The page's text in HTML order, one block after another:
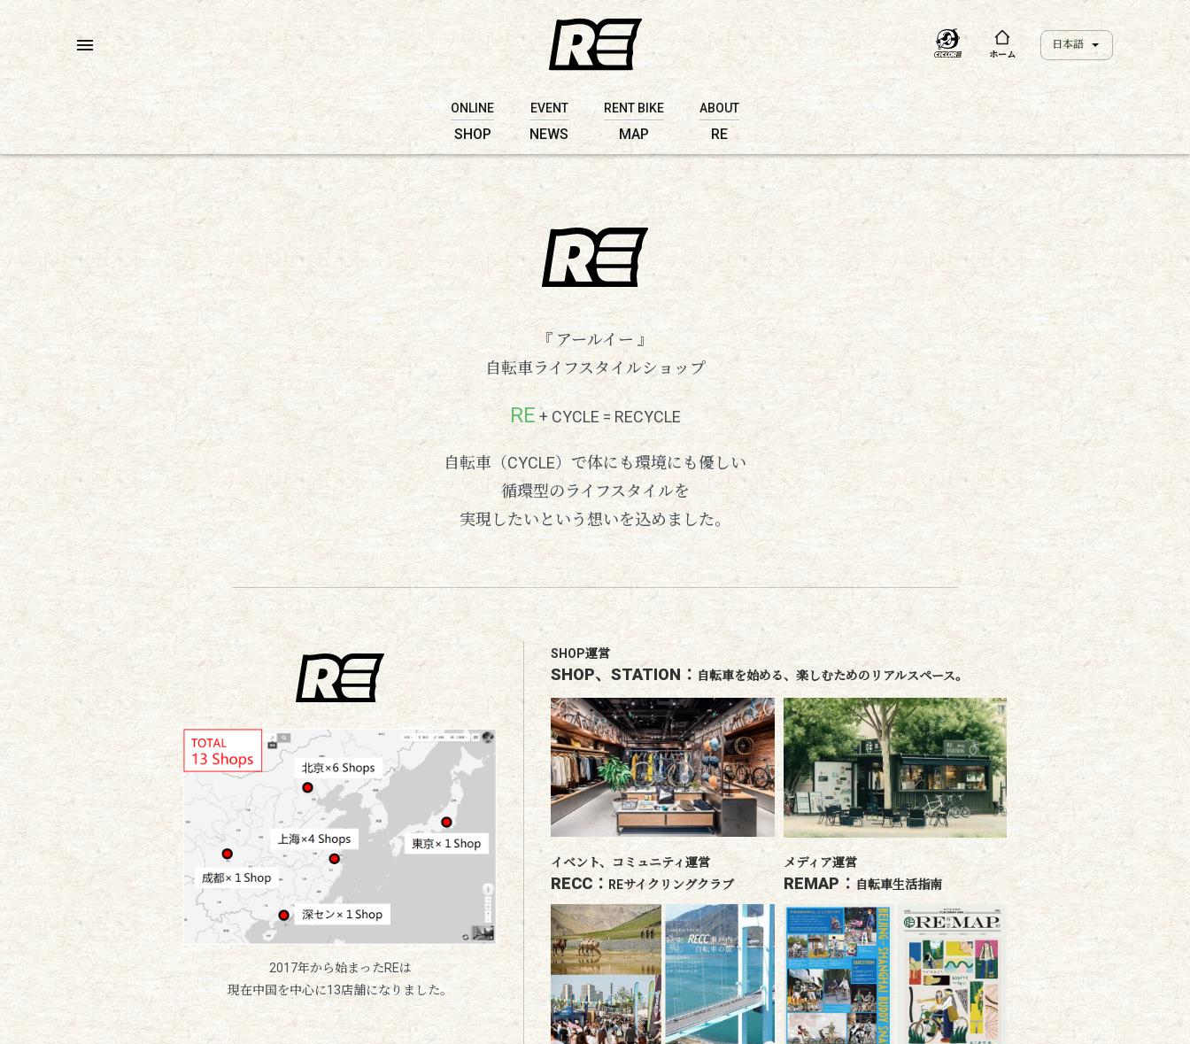
ホーム
日本語
ONLINE
SHOP
EVENT
NEWS
RENT BIKE
MAP
ABOUT
RE
『 アールイー 』
自転車ライフスタイルショップ
RE+ CYCLE = RECYCLE
自転車（CYCLE）で体にも環境にも優しい
循環型のライフスタイルを
実現したいという想いを込めました。
2017年から始まったREは
現在中国を中心に13店舗になりました。
SHOP運営
SHOP、STATION： 自転車を始める、楽しむためのリアルスペース。
イベント、コミュニティ運営
RECC：REサイクリングクラブ
メディア運営
REMAP：自転車生活指南